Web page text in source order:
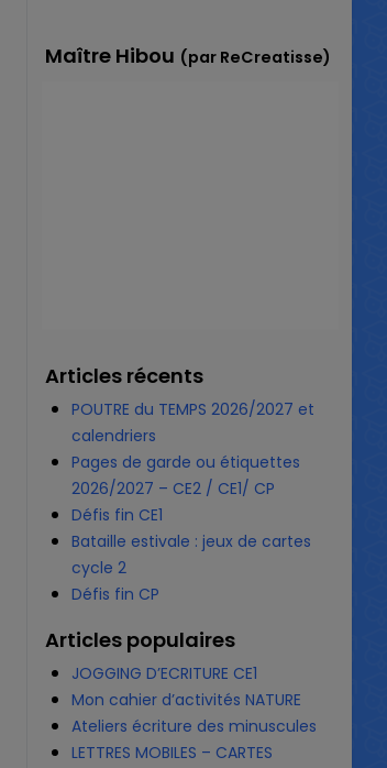
Maître Hibou (par ReCreatisse)
Articles récents
POUTRE du TEMPS 2026/2027 et
calendriers
Pages de garde ou étiquettes
2026/2027 – CE2 / CE1/ CP
Défis fin CE1
Bataille estivale : jeux de cartes
cycle 2
Défis fin CP
Articles populaires
JOGGING D’ECRITURE CE1
Mon cahier d’activités NATURE
Ateliers écriture des minuscules
LETTRES MOBILES – CARTES